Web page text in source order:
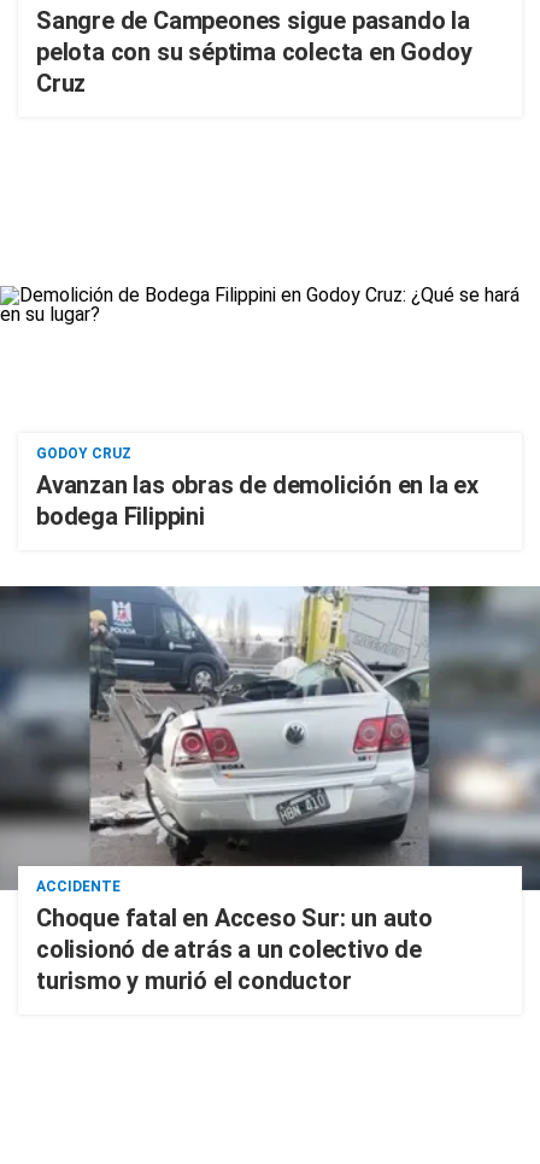
Sangre de Campeones sigue pasando la
pelota con su séptima colecta en Godoy
Cruz
GODOY CRUZ
Avanzan las obras de demolición en la ex
bodega Filippini
ACCIDENTE
Choque fatal en Acceso Sur: un auto
colisionó de atrás a un colectivo de
turismo y murió el conductor